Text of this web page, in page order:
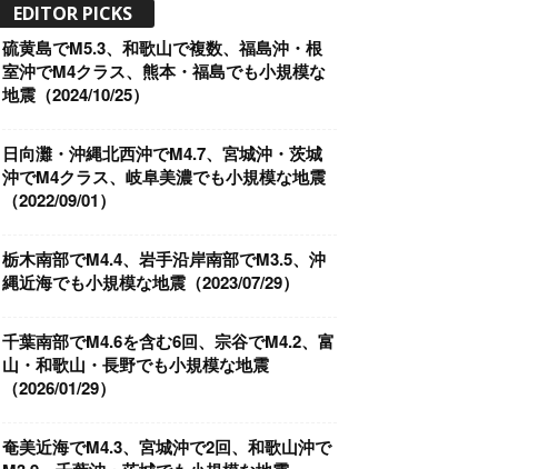
EDITOR PICKS
硫黄島でM5.3、和歌山で複数、福島沖・根
室沖でM4クラス、熊本・福島でも小規模な
地震（2024/10/25）
日向灘・沖縄北西沖でM4.7、宮城沖・茨城
沖でM4クラス、岐阜美濃でも小規模な地震
（2022/09/01）
栃木南部でM4.4、岩手沿岸南部でM3.5、沖
縄近海でも小規模な地震（2023/07/29）
千葉南部でM4.6を含む6回、宗谷でM4.2、富
山・和歌山・長野でも小規模な地震
（2026/01/29）
奄美近海でM4.3、宮城沖で2回、和歌山沖で